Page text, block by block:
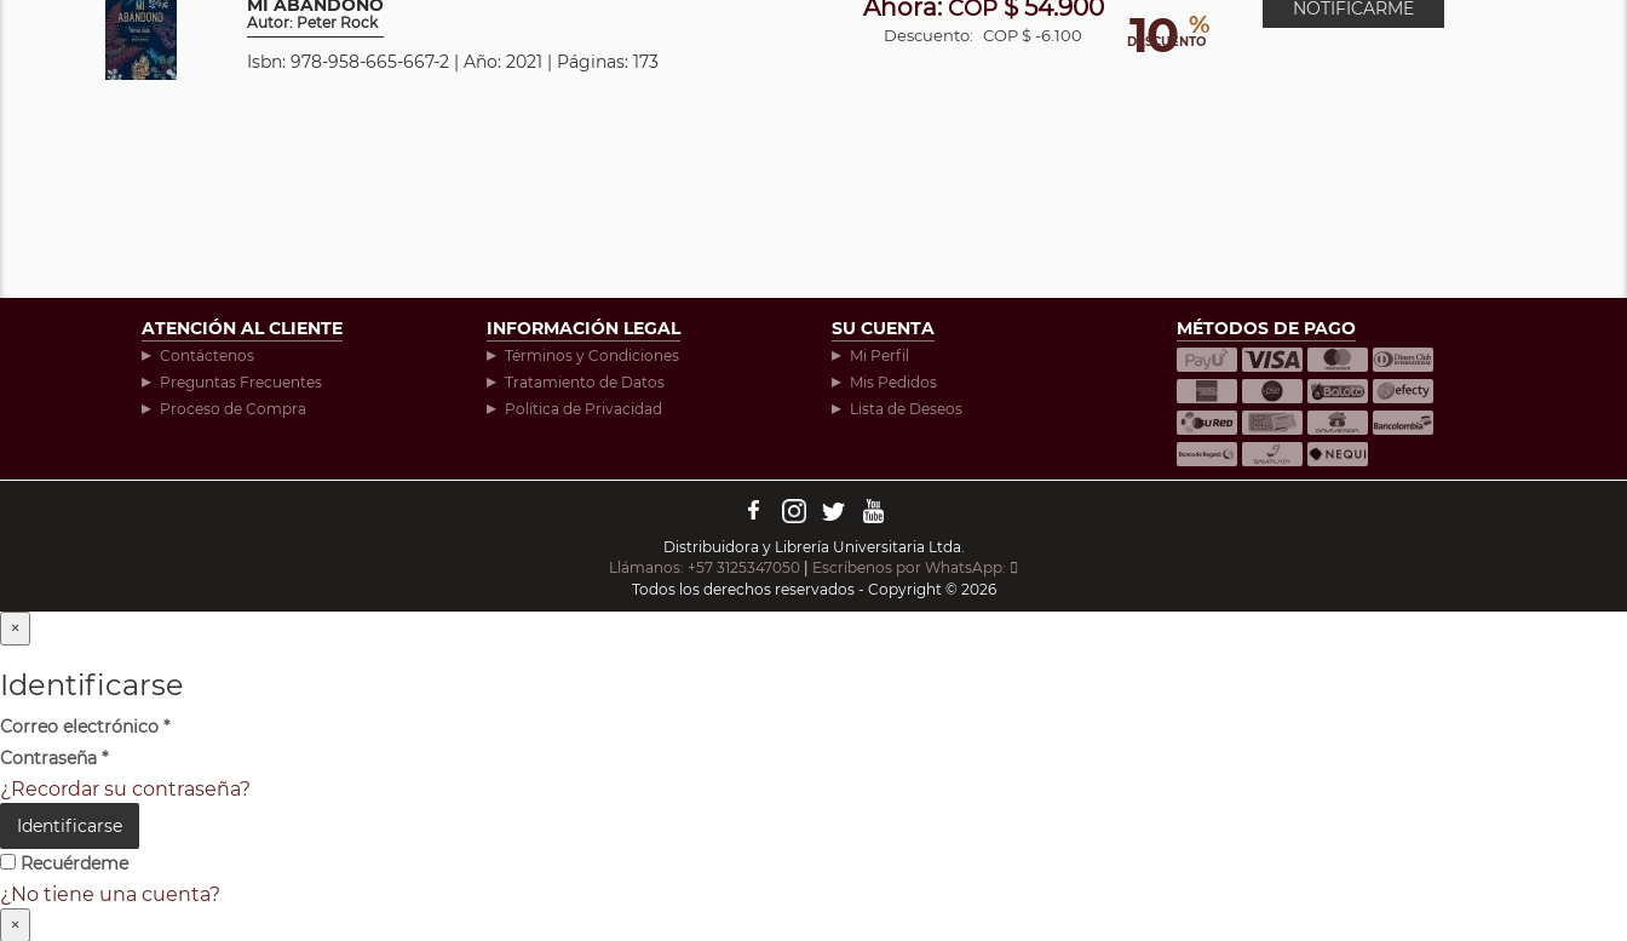
MI ABANDONO
Autor: Peter Rock
Isbn: 978-958-665-667-2 | Año: 2021 | Páginas: 173 10 %
DESCUENTO
Ahora: COP$ 54.900
Descuento: COP $ -6.100
NOTIFICARME
ATENCIÓN AL CLIENTE
Contáctenos
Preguntas Frecuentes
Proceso de Compra
INFORMACIÓN LEGAL
Términos y Condiciones
Tratamiento de Datos
Política de Privacidad
SU CUENTA
Mi Perfil
Mis Pedidos
Lista de Deseos
MÉTODOS DE PAGO
Distribuidora y Librería Universitaria Ltda.
Llámanos: +57 3125347050
Escríbenos por WhatsApp:
Todos los derechos reservados - Copyright © 2026
×
Identificarse
Correo electrónico *
Contraseña *
¿Recordar su contraseña?
Identificarse
Recuérdeme
¿No tiene una cuenta?
×